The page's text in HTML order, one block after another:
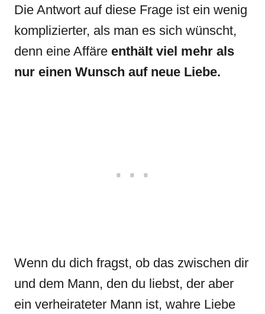
Die Antwort auf diese Frage ist ein wenig
komplizierter, als man es sich wünscht,
denn eine Affäre enthält viel mehr als
nur einen Wunsch auf neue Liebe.
Wenn du dich fragst, ob das zwischen dir
und dem Mann, den du liebst, der aber
ein verheirateter Mann ist, wahre Liebe